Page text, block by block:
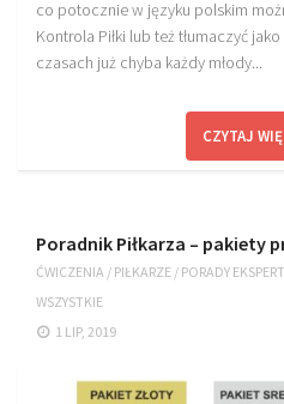
co potocznie w języku polskim
Kontrola Piłki lub też tłumaczyć
czasach już chyba każdy młody...
CZYTAJ
Poradnik Piłkarza – pakiety
ĆWICZENIA / PIŁKARZE / PORADY
WSZYSTKIE
1 LIP, 2019